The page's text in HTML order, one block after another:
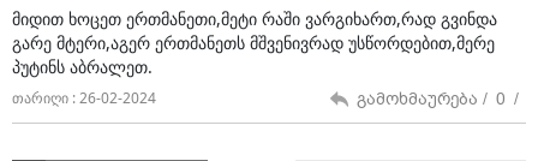
მიდით ხოცეთ ერთმანეთი,მეტი რაში ვარგიხართ,რად გვინდა
გარე მტერი,აგერ ერთმანეთს მშვენივრად უსწორდებით,მერე
პუტინს აბრალეთ.
თარიღი : 26-02-2024 გამოხმაურება / 0 /